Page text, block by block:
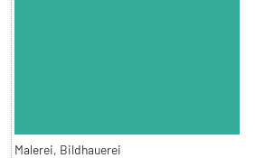
Malerei, Bildhauerei